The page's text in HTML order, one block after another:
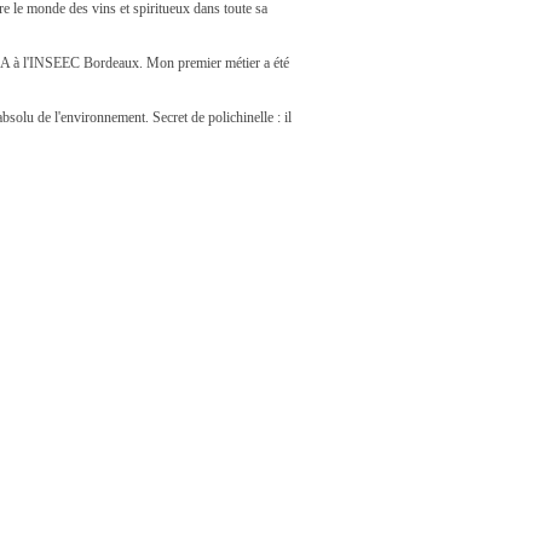
le monde des vins et spiritueux dans toute sa
à l'INSEEC Bordeaux. Mon premier métier a été
de l'environnement. Secret de polichinelle : il